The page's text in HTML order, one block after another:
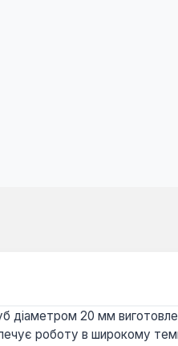
діаметром 20 мм
роботу в широкому